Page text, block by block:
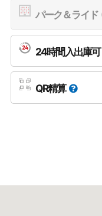
パーク＆ライド
24時間入出庫可
QR精算